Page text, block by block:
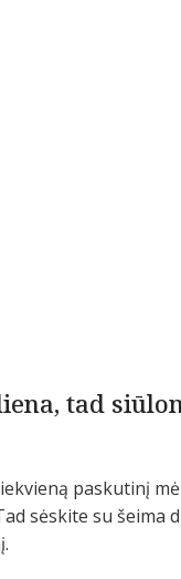
tad
paskutinį
sėskite su